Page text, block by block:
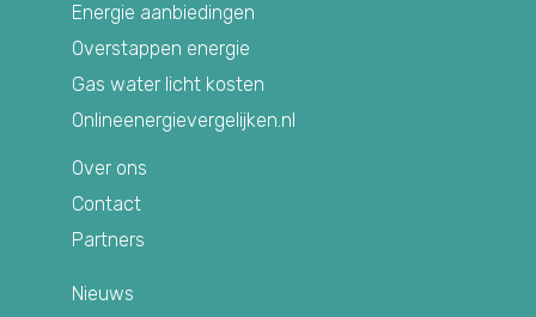
Energie aanbiedingen
Overstappen energie
Gas water licht kosten
Onlineenergievergelijken.nl
Over ons
Contact
Partners
Nieuws